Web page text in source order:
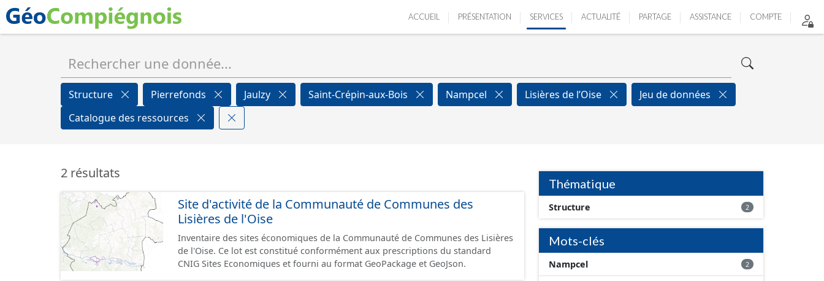
ACCUEIL PRÉSENTATION SERVICES ACTUALITÉ PARTAGE ASSISTANCE COMPTE
Structure Pierrefonds Jaulzy Saint-Crépin-aux-Bois Nampcel Lisières de l’Oise
Jeu de données
Catalogue des ressources
2 résultats
Site d'activité de la Communauté de Communes des
Lisières de l'Oise
Inventaire des sites économiques de la Communauté de Communes des Lisières
de l'Oise. Ce lot est constitué conformément aux prescriptions du standard
CNIG Sites Economiques et fourni au format GeoPackage et GeoJson.
Thématique
Structure 2
Mots-clés
Nampcel 2